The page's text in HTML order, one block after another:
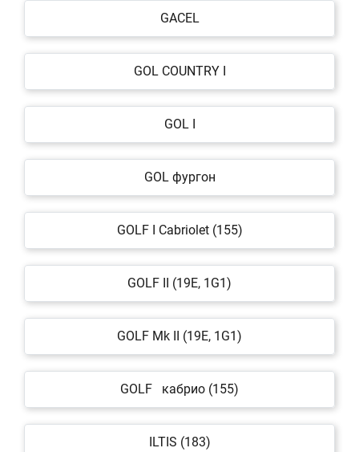
GACEL
GOL COUNTRY I
GOL I
GOL фургон
GOLF I Cabriolet (155)
GOLF II (19E, 1G1)
GOLF Mk II (19E, 1G1)
GOLF кабрио (155)
ILTIS (183)